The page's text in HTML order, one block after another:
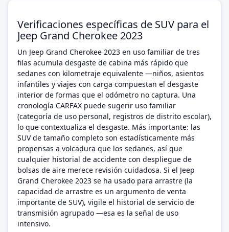
Verificaciones específicas de SUV para el
Jeep Grand Cherokee 2023
Un Jeep Grand Cherokee 2023 en uso familiar de tres
filas acumula desgaste de cabina más rápido que
sedanes con kilometraje equivalente —niños, asientos
infantiles y viajes con carga compuestan el desgaste
interior de formas que el odómetro no captura. Una
cronología CARFAX puede sugerir uso familiar
(categoría de uso personal, registros de distrito escolar),
lo que contextualiza el desgaste. Más importante: las
SUV de tamaño completo son estadísticamente más
propensas a volcadura que los sedanes, así que
cualquier historial de accidente con despliegue de
bolsas de aire merece revisión cuidadosa. Si el Jeep
Grand Cherokee 2023 se ha usado para arrastre (la
capacidad de arrastre es un argumento de venta
importante de SUV), vigile el historial de servicio de
transmisión agrupado —esa es la señal de uso
intensivo.